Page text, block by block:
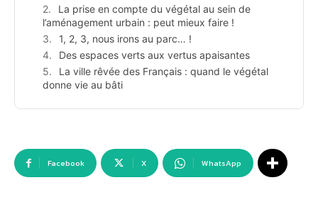
La prise en compte du végétal au sein de
l’aménagement urbain : peut mieux faire !
1, 2, 3, nous irons au parc… !
Des espaces verts aux vertus apaisantes
La ville rêvée des Français : quand le végétal
donne vie au bâti
Facebook X WhatsApp